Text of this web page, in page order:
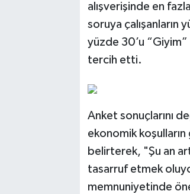
alışverişinde en
soruya çalışanların
yüzde 30’u “Giyim”
tercih etti.
Anket sonuçlarını
ekonomik koşulların
belirterek, "Şu an
tasarruf etmek
memnuniyetinde